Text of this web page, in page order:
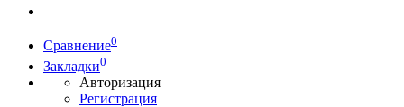
Сравнение0
Закладки0
Авторизация
Регистрация